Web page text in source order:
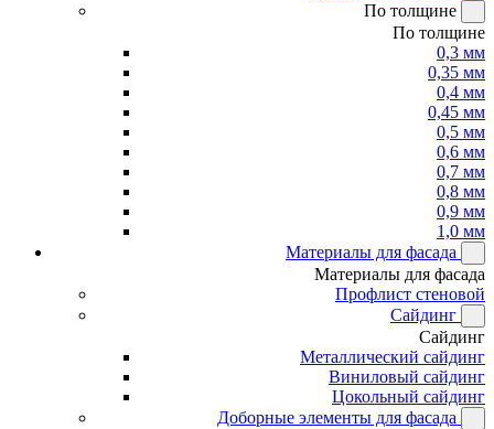
По толщине
По толщине
0,3 мм
0,35 мм
0,4 мм
0,45 мм
0,5 мм
0,6 мм
0,7 мм
0,8 мм
0,9 мм
1,0 мм
Материалы для фасада
Материалы для фасада
Профлист стеновой
Сайдинг
Сайдинг
Металлический сайдинг
Виниловый сайдинг
Цокольный сайдинг
Доборные элементы для фасада